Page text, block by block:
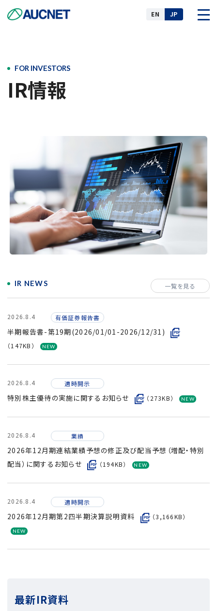
FOR INVESTORS
IR情報
IR NEWS
2026.8.4 有価証券報告書
半期報告書-第19期(2026/01/01-2026/12/31)
（147KB）
2026.8.4 適時開示
特別株主優待の実施に関するお知らせ （273KB）
2026.8.4 業績
2026年12月期連結業績予想の修正及び配当予想（増配・特別
配当）に関するお知らせ
（194KB）
2026.8.4 適時開示
2026年12月期第2四半期決算説明資料 （3,166KB）
一覧を見る
最新IR資料
EN JP
事業
IR情報
サステナビリティ
採用情報